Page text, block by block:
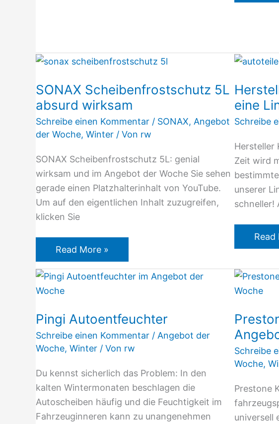
SONAX Scheibenfrostschutz 5L
absurd wirksam
Schreibe einen Kommentar / SONAX, Angebot
der Woche, Winter / Von rw
SONAX Scheibenfrostschutz 5L: genial
wirksam und im Angebot der Woche Sie sehen
gerade einen Platzhalterinhalt von YouTube.
Um auf den eigentlichen Inhalt zuzugreifen,
klicken Sie
SONAX
5L
absurd
wirksam
Read More »
eine
Schreibe
Hersteller
Zeit wird
unserer
schneller!
als
PDF
–
Read
Pingi Autoentfeuchter
Schreibe einen Kommentar / Angebot der
Woche, Winter / Von rw
Du kennst sicherlich das Problem: In den
kalten Wintermonaten beschlagen die
Autoscheiben häufig und die Feuchtigkeit im
Fahrzeuginneren kann zu unangenehmen
Pingi
Autoentfeuchter
Schreibe
Woche,
Prestone
universell
der